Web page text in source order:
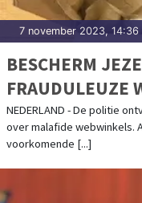
7 november 2023, 14:36
BESCHERM
FRAUDULEUZE
NEDERLAND - De politie
over malafide webwinkels.
voorkomende [...]